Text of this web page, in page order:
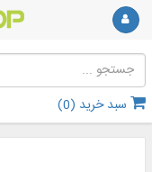
سبد خرید (0
)